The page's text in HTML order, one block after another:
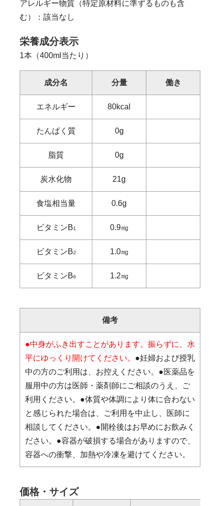
アレルギー物質（特定原材料に準ずるものも含
む）：該当なし
栄養成分表示
1本（400ml当たり）
成分名 分量 働き
エネルギー 80kcal
たんぱく質 0g
脂質 0g
炭水化物 21g
食塩相当量 0.6g
ビタミンB1 0.9㎎
ビタミンB2 1.0㎎
ビタミンB6 1.2㎎
備考
●中身がふき出すことがあります。振らずに、水
平にゆっくり開けてください。 ●妊婦および授乳
中の方のご利用は、お控えください。●医薬品を
服用中の方は医師・薬剤師にご相談のうえ、ご
利用ください。●体質や体調により体に合わない
と感じられた場合は、ご利用を中止し、医師に
相談してください。●開栓後はお早めにお飲みく
ださい。●容器が破損する場合がありますので、
容器への衝撃、加熱や冷凍を避けてください。
価格・サイズ